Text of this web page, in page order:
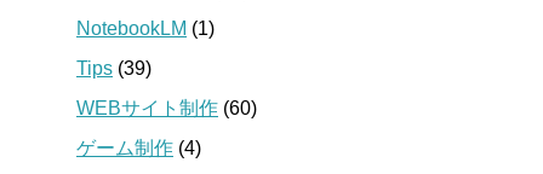
NotebookLM (1)
Tips (39)
WEBサイト制作 (60)
ゲーム制作 (4)